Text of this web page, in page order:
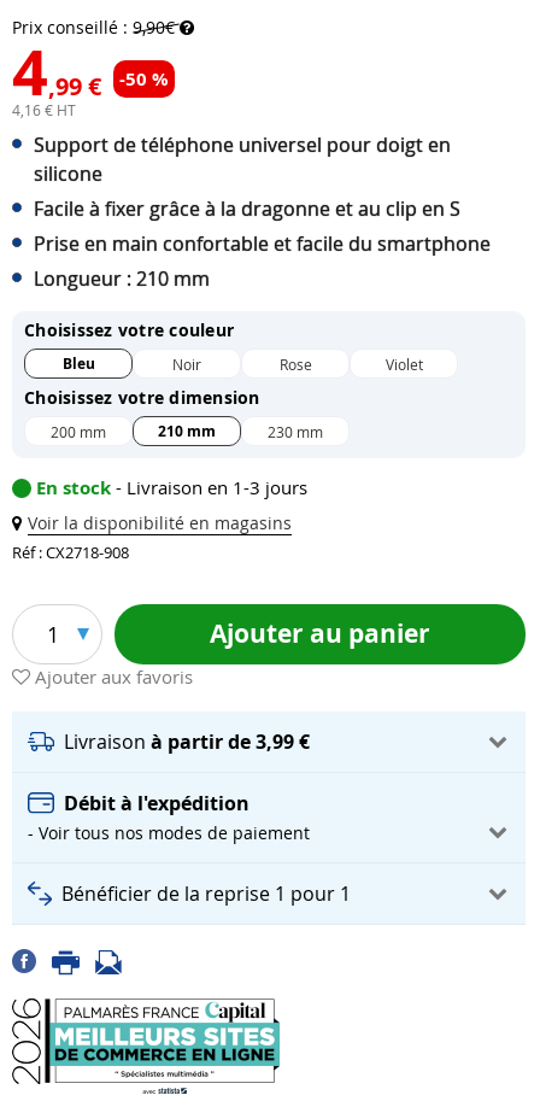
Prix conseillé : 9,90€
4,99 € -50 %
4,16 € HT
Support de téléphone universel pour doigt en
silicone
Facile à fixer grâce à la dragonne et au clip en S
Prise en main confortable et facile du smartphone
Longueur : 210 mm
Choisissez votre couleur
Bleu Noir Rose Violet
Choisissez votre dimension
200 mm 210 mm 230 mm
En stock - Livraison en 1-3 jours
Voir la disponibilité en magasins
Réf : CX2718-908
1 Ajouter au panier
Ajouter aux favoris
Livraison à partir de 3,99 €
Débit à l'expédition
- Voir tous nos modes de paiement
Bénéficier de la reprise 1 pour 1